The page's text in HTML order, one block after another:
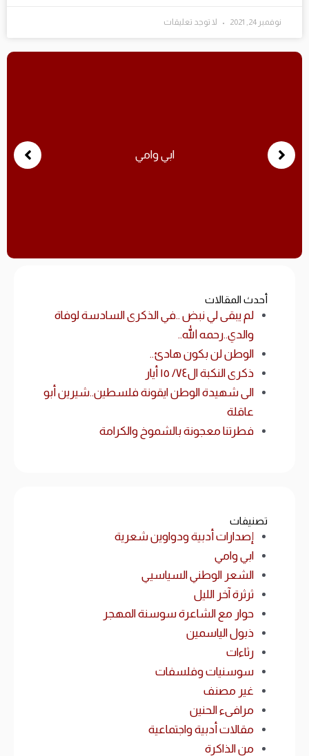
أحدث المقالات
لم يبقى لي نبض ..في الذكرى السادسة لوفاة
والدي..رحمه الله..
الوطن لن بكون هادئ..
ذكرى النكبة ال٧٤/ ١٥ أيار
الى شهيدة الوطن ايقونة فلسطين..شيرين أبو
عاقلة
فطرتنا معجونة بالشموخ والكرامة
تصنيفات
إصدارات أدبية ودواوين شعرية
ابي وامي
الشعر الوطني السياسيي
ثرثرة آخر الليل
حوار مع الشاعرة سوسنة المهجر
ذبول الياسمين
رثاءات
سوسنيات وفلسفات
غير مصنف
مرافىء الحنين
مقالات أدبية واجتماعية
من الذاكرة
نوفمبر 24, 2021 لا توجد تعليقات
ابي وامي